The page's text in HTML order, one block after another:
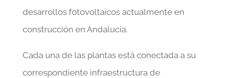
desarrollos fotovoltaicos actualmente en
construcción en Andalucía.
Cada una de las plantas está conectada a su
correspondiente infraestructura de